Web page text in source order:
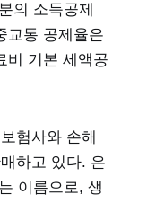
의 소득공제
교통 공제율은
비 기본 세액공
험사와 손해
하고 있다. 은
이름으로, 생